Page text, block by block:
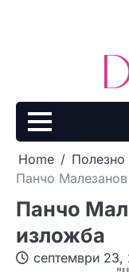
Home
Полезно
Панчо
Панчо
изложба
септември 23,